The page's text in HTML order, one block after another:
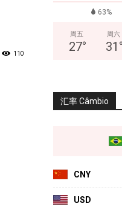
110
63%
周五
27°
周六
31 °
汇率 Câmbio
CNY
USD